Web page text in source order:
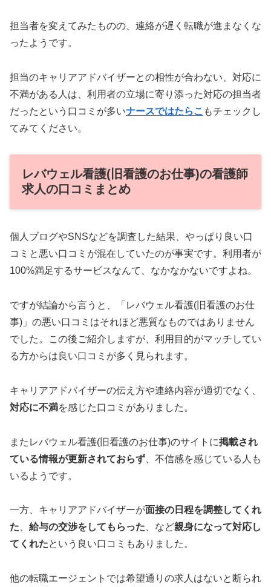
担当者を変えてみたものの、連絡が遅く転職が進まなくな
ったようです。
担当のキャリアアドバイザーとの相性が合わない、対応に
不満がある人は、利用者の立場に寄り添った対応の担当者
だったという口コミが多いナースではたらこ もチェックし
てみてください。
レバウェル看護(旧看護のお仕事)の看護師
求人の口コミまとめ
個人ブログやSNSなどを調査した結果、やっぱり良い口
コミと悪い口コミが混在していたのが事実です。利用者が
100%満足するサービスなんて、なかなかないですよね。
ですが結論から言うと、「レバウェル看護(旧看護のお仕
事)」の悪い口コミはそれほど悪質なものではありません
でした。この後ご紹介しますが、利用目的がマッチしてい
る方からは良い口コミが多く見られます。
キャリアアドバイザーの伝え方や連絡内容が適切でなく、
対応に不満を感じた口コミがありました。
またレバウェル看護(旧看護のお仕事)のサイトに掲載され
ている情報が更新されておらず 、不信感を感じている人も
いるようです。
一方、キャリアアドバイザーが面接の日程を調整してくれ
た、 給与の交渉をしてもらった、など親身になって対応し
てくれたという良い口コミもありました。
他の転職エージェントでは希望通りの求人はないと断られ